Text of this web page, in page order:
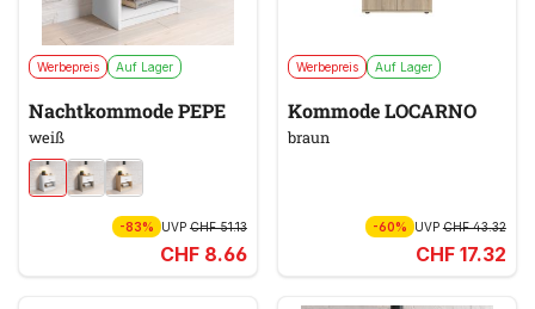
Werbepreis Auf Lager
Nachtkommode PEPE
weiß
-83% UVP CHF 51.13
CHF 8.66
Werbepreis Auf Lager
Kommode LOCARNO
braun
-60% UVPCHF 43.32
CHF 17.32